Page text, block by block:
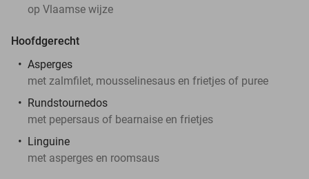
op Vlaamse wijze
Hoofdgerecht
Asperges
met zalmfilet, mousselinesaus en frietjes of puree
Rundstournedos
met pepersaus of bearnaise en frietjes
Linguine
met asperges en roomsaus